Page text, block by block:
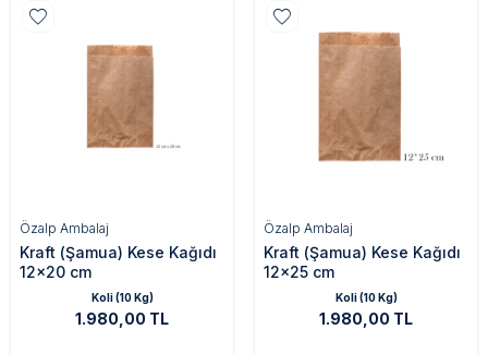
Özalp Ambalaj
Kraft (Şamua) Kese Kağıdı
12x20 cm
Koli (10 Kg)
1.980,00 TL
Özalp Ambalaj
Kraft (Şamua) Kese Kağıdı
12x25 cm
Koli (10 Kg)
1.980,00 TL